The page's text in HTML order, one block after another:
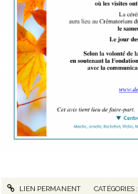
LIEN PERMANENT CATÉGORIES :